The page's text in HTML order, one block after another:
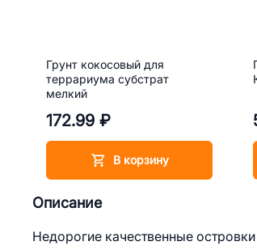
Описание
Недорогие качественные
Грунт кокосовый для
террариума субстрат
мелкий
172.99 ₽
В корзину